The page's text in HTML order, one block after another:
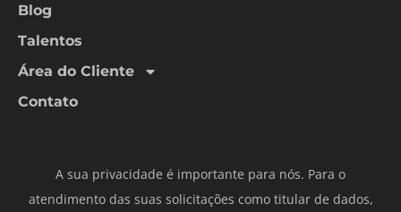
Blog
Talentos
Área do Cliente
Contato
A sua privacidade é importante para nós. Para o
atendimento das suas solicitações como titular de dados,